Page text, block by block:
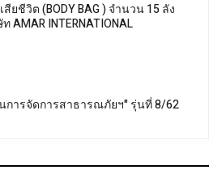
ยชีวิต (BODY BAG ) จำนวน 15 ลัง
AMAR INTERNATIONAL
การจัดการสาธารณภัยฯ" รุ่นที่ 8/62